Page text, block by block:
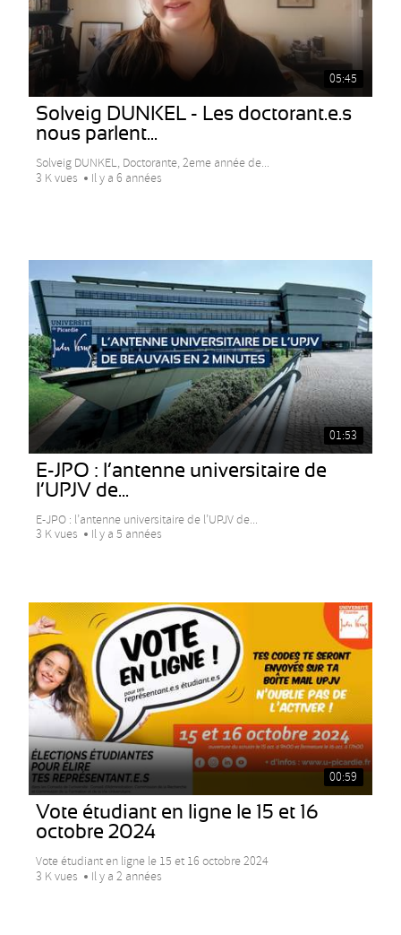
05:45
Solveig DUNKEL - Les doctorant.e.s
nous parlent...
Solveig DUNKEL, Doctorante, 2eme année de...
3 K vues
Il y a 6 années
01:53
E-JPO : l’antenne universitaire de
l’UPJV de...
E-JPO : l’antenne universitaire de l’UPJV de...
3 K vues
Il y a 5 années
00:59
Vote étudiant en ligne le 15 et 16
octobre 2024
Vote étudiant en ligne le 15 et 16 octobre 2024
3 K vues
Il y a 2 années